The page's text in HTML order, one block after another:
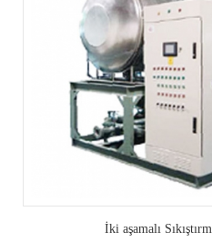
İki aşamalı